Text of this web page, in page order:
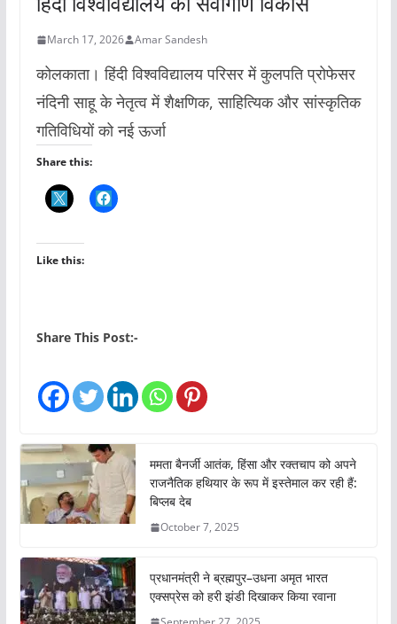
March 17, 2026 Amar Sandesh
कोलकाता। हिंदी विश्वविद्यालय परिसर में कुलपति प्रोफेसर
नंदिनी साहू के नेतृत्व में शैक्षणिक, साहित्यिक और सांस्कृतिक
गतिविधियों को नई ऊर्जा
Share this:
Like this:
Share This Post:-
ममता बैनर्जी आतंक, हिंसा और रक्तचाप को अपने
राजनैतिक हथियार के रूप में इस्तेमाल कर रही हैं:
बिप्लब देब
October 7, 2025
प्रधानमंत्री ने ब्रह्मपुर–उधना अमृत भारत
एक्सप्रेस को हरी झंडी दिखाकर किया रवाना